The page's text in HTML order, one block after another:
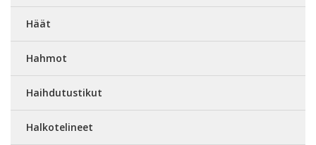
Häät
Hahmot
Haihdutustikut
Halkotelineet